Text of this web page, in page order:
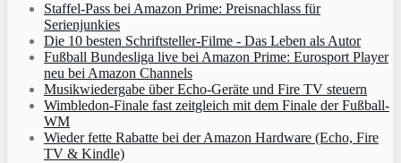
Staffel-Pass bei Amazon Prime: Preisnachlass für
Serienjunkies
Die 10 besten Schriftsteller-Filme - Das Leben als Autor
Fußball Bundesliga live bei Amazon Prime: Eurosport Player
neu bei Amazon Channels
Musikwiedergabe über Echo-Geräte und Fire TV steuern
Wimbledon-Finale fast zeitgleich mit dem Finale der Fußball-
WM
Wieder fette Rabatte bei der Amazon Hardware (Echo, Fire
TV & Kindle)